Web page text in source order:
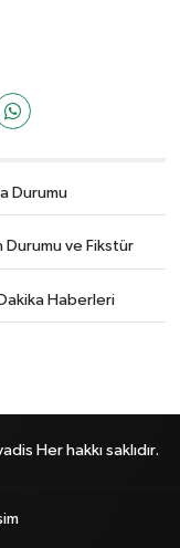
Durumu
Durumu ve Fikstür
Haberleri
Her hakkı saklıdır.